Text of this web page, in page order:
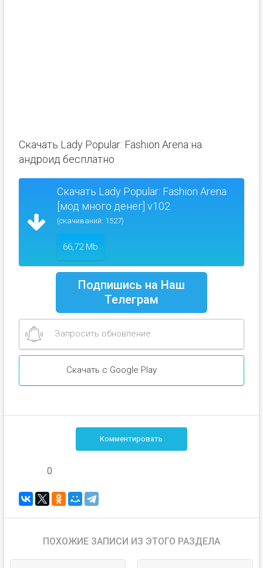
Скачать Lady Popular: Fashion Arena на
андроид бесплатно
Скачать Lady Popular: Fashion Arena
[мод много денег] v102
(скачиваний: 1527)
66,72 Mb
Подпишись на Наш
Телеграм
Запросить обновление
Скачать с Google Play
Комментировать
0
ПОХОЖИЕ ЗАПИСИ ИЗ ЭТОГО РАЗДЕЛА